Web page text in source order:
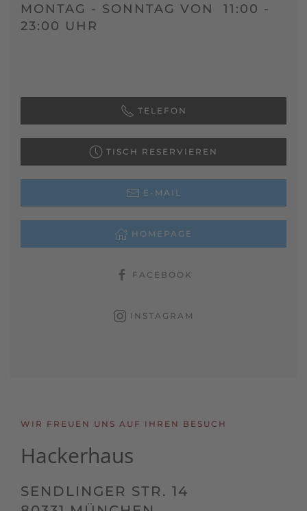
MONTAG - SONNTAG VON 11:00 -
23:00 UHR
TELEFON
TISCH RESERVIEREN
E-MAIL
HOMEPAGE
FACEBOOK
INSTAGRAM
WIR FREUEN UNS AUF IHREN BESUCH
Hackerhaus
SENDLINGER STR. 14